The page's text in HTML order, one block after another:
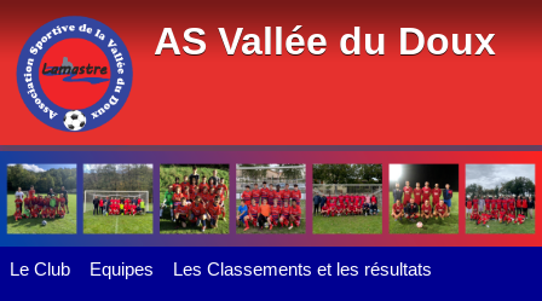
AS Vallée du Doux
Le Club Equipes Les Classements et les résultats
Panneau de gestion des cookies